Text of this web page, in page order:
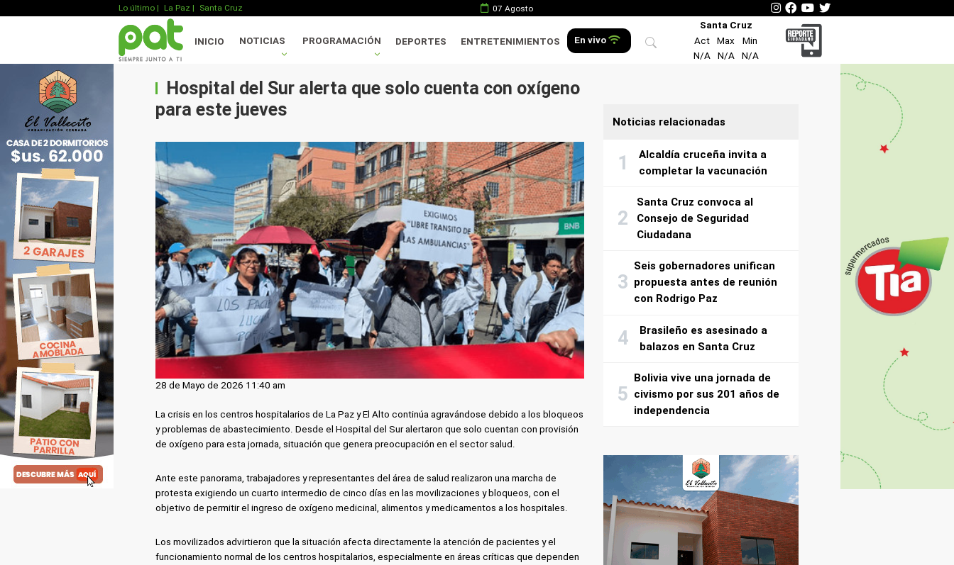
Lo último | La Paz | Santa Cruz 07 Agosto
INICIO NOTICIAS PROGRAMACIÓN DEPORTES ENTRETENIMIENTOS En vivo
Santa Cruz
Act
Max
Min
N/A
N/A N/A
Hospital del Sur alerta que solo cuenta con oxígeno
para este jueves
28 de Mayo de 2026 11:40 am
La crisis en los centros hospitalarios de La Paz y El Alto continúa agravándose debido a los bloqueos
y problemas de abastecimiento. Desde el Hospital del Sur alertaron que solo cuentan con provisión
de oxígeno para esta jornada, situación que genera preocupación en el sector salud.
Ante este panorama, trabajadores y representantes del área de salud realizaron una marcha de
protesta exigiendo un cuarto intermedio de cinco días en las movilizaciones y bloqueos, con el
objetivo de permitir el ingreso de oxígeno medicinal, alimentos y medicamentos a los hospitales.
Los movilizados advirtieron que la situación afecta directamente la atención de pacientes y el
funcionamiento normal de los centros hospitalarios, especialmente en áreas críticas que dependen
Noticias relacionadas
Alcaldía cruceña invita a
completar la vacunación
Santa Cruz convoca al
Consejo de Seguridad
Ciudadana
Seis gobernadores unifican
propuesta antes de reunión
con Rodrigo Paz
Brasileño es asesinado a
balazos en Santa Cruz
Bolivia vive una jornada de
civismo por sus 201 años de
independencia